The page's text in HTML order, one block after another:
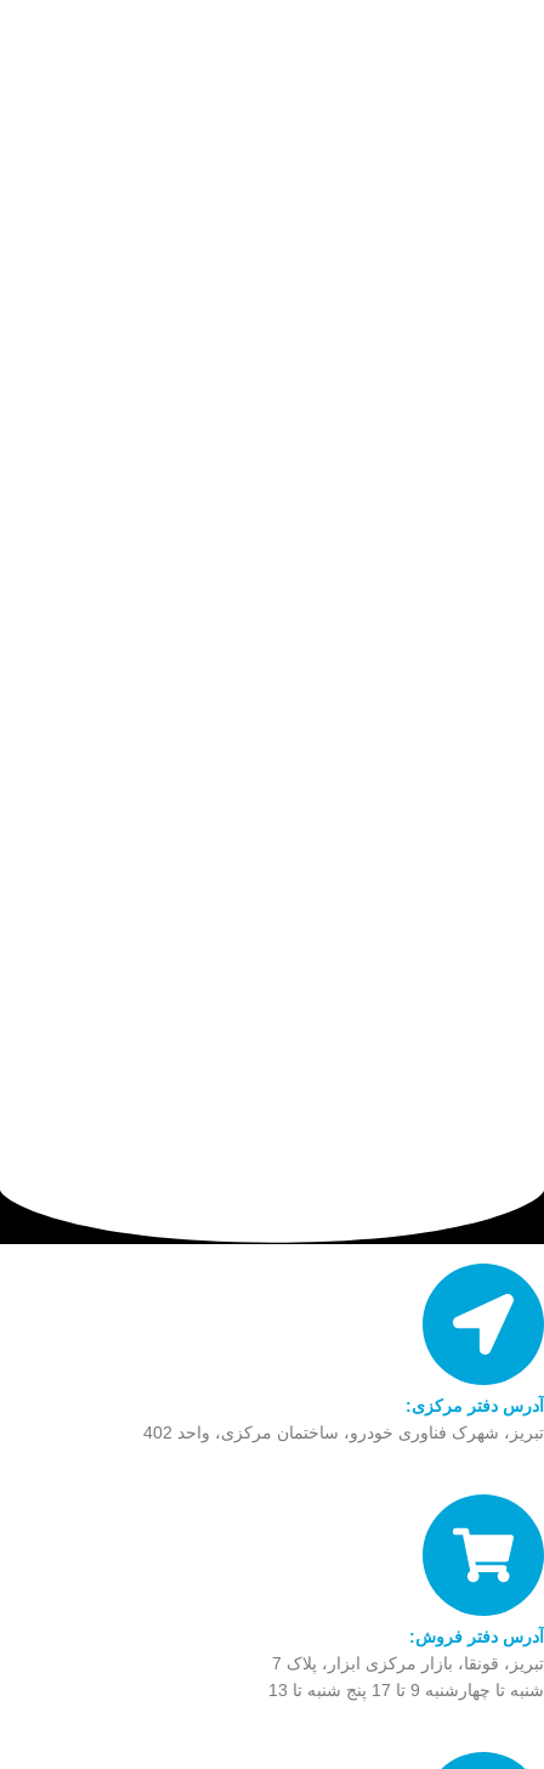
آدرس دفتر مرکزی:
تبریز، شهرک فناوری خودرو، ساختمان مرکزی، واحد 402
آدرس دفتر فروش:
تبریز، قونقا، بازار مرکزی ابزار، پلاک 7
شنبه تا چهارشنبه 9 تا 17 پنج شنبه تا 13